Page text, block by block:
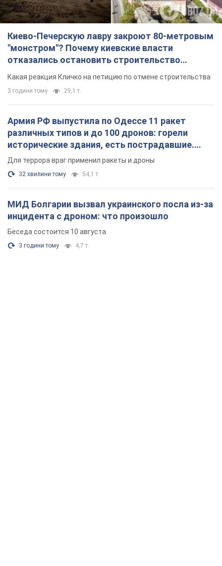
Киево-Печерскую лавру закроют 80-метровым
"монстром"? Почему киевские власти
отказались остановить строительство
небоскреба "московского верующего"
Какая реакция Кличко на петицию по отмене строительства
3 години тому 29,1 т.
Армия РФ выпустила по Одессе 11 ракет
различных типов и до 100 дронов: горели
исторические здания, есть пострадавшие.
Фото и видео
Для террора враг применил ракеты и дроны
32 хвилини тому 54,1 т.
МИД Болгарии вызвал украинского посла из-за
инцидента с дроном: что произошло
Беседа состоится 10 августа
3 години тому 4,7 т.